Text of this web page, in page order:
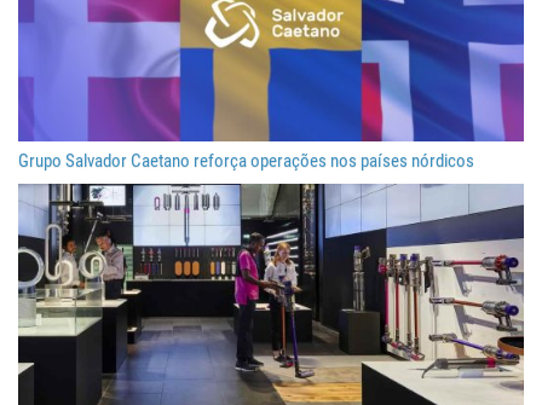
Grupo Salvador Caetano reforça operações nos países nórdicos